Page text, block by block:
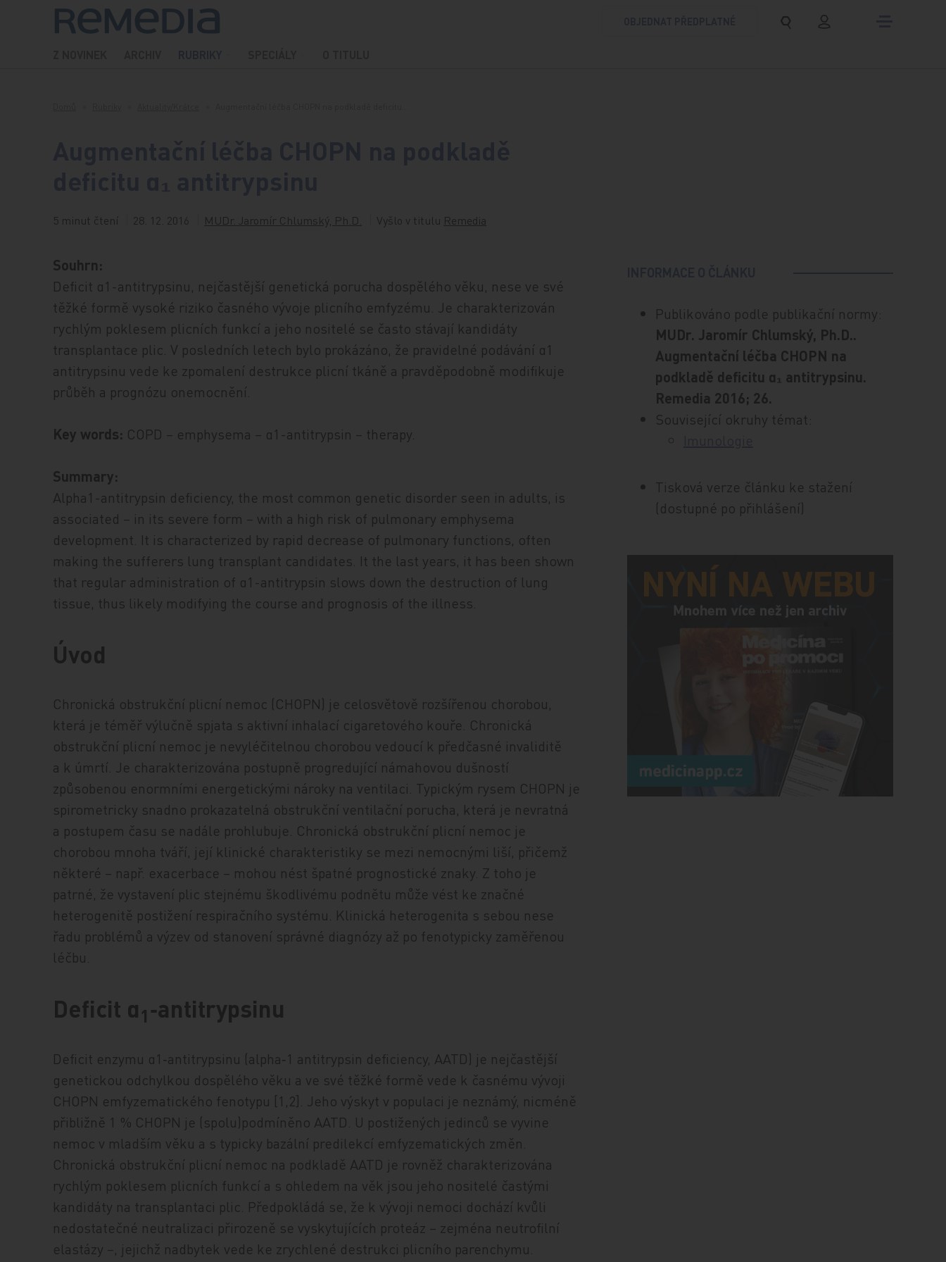
Přeskočit na obsah
5 minut čtení 28. 12. 2016 MUDr. Jaromír Chlumský, Ph.D. Vyšlo v titulu Remedia
Souhrn:
Deficit α1-antitrypsinu, nejčastější genetická porucha dospělého věku, nese ve své
těžké formě vysoké riziko časného vývoje plicního emfyzému. Je charakterizován
rychlým poklesem plicních funkcí a jeho nositelé se často stávají kandidáty
transplantace plic. V posledních letech bylo prokázáno, že pravidelné podávání α1
antitrypsinu vede ke zpomalení destrukce plicní tkáně a pravděpodobně modifikuje
průběh a prognózu onemocnění.
Key words: COPD – emphysema – α1-antitrypsin – therapy.
Summary:
Alpha1-antitrypsin deficiency, the most common genetic disorder seen in adults, is
associated – in its severe form – with a high risk of pulmonary emphysema
development. It is characterized by rapid decrease of pulmonary functions, often
making the sufferers lung transplant candidates. It the last years, it has been shown
that regular administration of α1-antitrypsin slows down the destruction of lung
tissue, thus likely modifying the course and prognosis of the illness.
Úvod
Chronická obstrukční plicní nemoc (CHOPN) je celosvětově rozšířenou chorobou,
která je téměř výlučně spjata s aktivní inhalací cigaretového kouře. Chronická
obstrukční plicní nemoc je nevyléčitelnou chorobou vedoucí k předčasné invaliditě
a k úmrtí. Je charakterizována postupně progredující námahovou dušností
způsobenou enormními energetickými nároky na ventilaci. Typickým rysem CHOPN je
spirometricky snadno prokazatelná obstrukční ventilační porucha, která je nevratná
a postupem času se nadále prohlubuje. Chronická obstrukční plicní nemoc je
chorobou mnoha tváří, její klinické charakteristiky se mezi nemocnými liší, přičemž
některé – např. exacerbace – mohou nést špatné prognostické znaky. Z toho je
patrné, že vystavení plic stejnému škodlivému podnětu může vést ke značné
heterogenitě postižení respiračního systému. Klinická heterogenita s sebou nese
řadu problémů a výzev od stanovení správné diagnózy až po fenotypicky zaměřenou
léčbu.
Deficit α1 ‑antitrypsinu
Deficit enzymu α1‑antitrypsinu (alpha‑1 antitrypsin deficiency, AATD) je nejčastější
genetickou odchylkou dospělého věku a ve své těžké formě vede k časnému vývoji
CHOPN emfyzematického fenotypu [1,2]. Jeho výskyt v populaci je neznámý, nicméně
přibližně 1 % CHOPN je (spolu)podmíněno AATD. U postižených jedinců se vyvine
nemoc v mladším věku a s typicky bazální predilekcí emfyzematických změn.
Chronická obstruk­ční plicní nemoc na podkladě AATD je rovněž charakterizována
rychlým poklesem plicních funkcí a s ohledem na věk jsou jeho nositelé častými
kandidáty na transplantaci plic. Předpokládá se, že k vývoji nemoci dochází kvůli
nedostatečné neutralizaci přirozeně se vyskytujících proteáz – zejména neutrofilní
elastázy –, jejichž nadbytek vede ke zrychlené destrukci plicního parenchymu.
Publikováno podle publikační normy:
MUDr. Jaromír Chlumský, Ph.D..
Augmentační léčba CHOPN na
podkladě deficitu α₁ antitrypsinu.
Remedia 2016; 26.
Související okruhy témat:
Tisková verze článku ke stažení
(dostupné po přihlášení)